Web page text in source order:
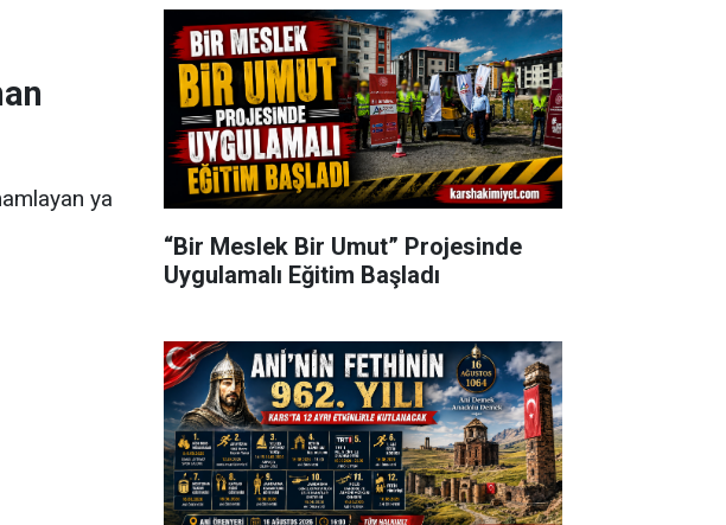
ya
“Bir Meslek Bir Umut” Projesinde
Uygulamalı Eğitim Başladı